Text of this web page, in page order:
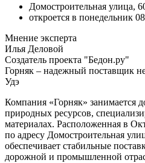
Домостроительная улица,
откроется в понедельник
Мнение эксперта
Илья Деловой
Создатель проекта "Бедон.ру"
Горняк – надежный поставщик
Удэ
Компания «Горняк» занимается
природных ресурсов,
материалах. Расположенная в
по адресу Домостроительная
обеспечивает стабильные
дорожной и промышленной